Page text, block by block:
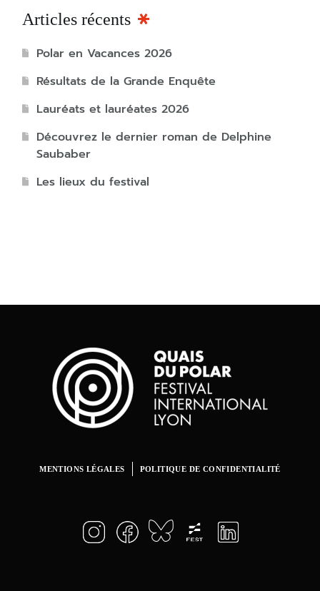
Articles récents
Polar en Vacances 2026
Résultats de la Grande Enquête
Lauréats et lauréates 2026
Découvrez le dernier roman de Delphine
Saubaber
Les lieux du festival
MENTIONS LÉGALES POLITIQUE DE CONFIDENTIALITÉ